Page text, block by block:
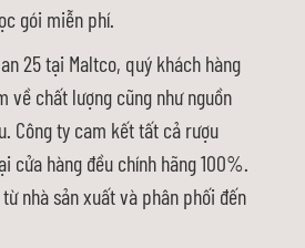
gói miễn phí.
25 tại Maltco, quý khách hàng
về chất lượng cũng như nguồn
Công ty cam kết tất cả rượu
cửa hàng đều chính hãng 100%.
nhà sản xuất và phân phối đến